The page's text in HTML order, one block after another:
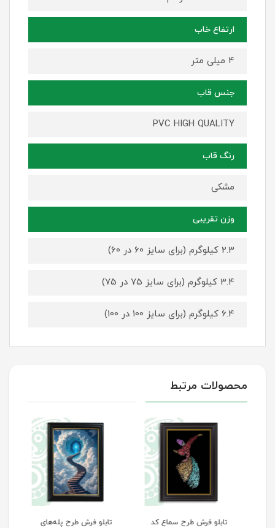
ارتفاع خاب
4 میلی متر
جنس قاب
PVC HIGH QUALITY
رنگ قاب
مشکی
وزن تقریبی
2.3 کیلوگرم (برای سایز 60 در 60)
3.4 کیلوگرم (برای سایز 75 در 75)
6.4 کیلوگرم (برای سایز 100 در 100)
محصولات مرتبط
تابلو فرش طرح سماع کد
تابلو فرش طرح پله‌های